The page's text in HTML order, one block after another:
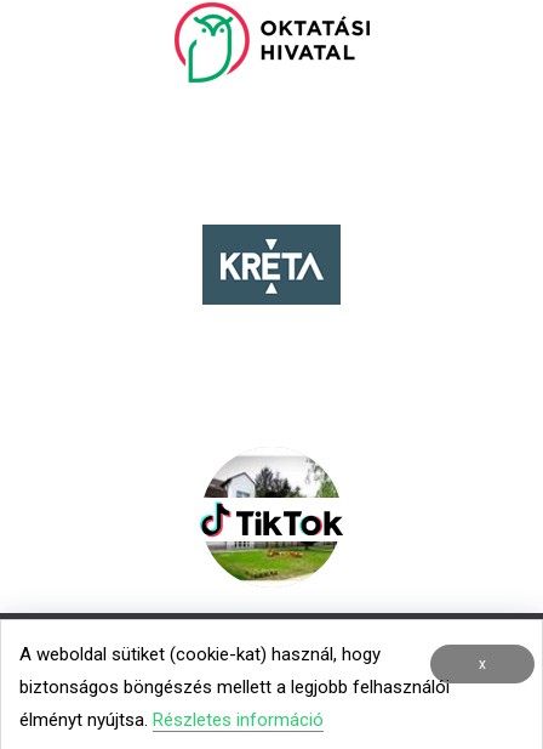
Nemzetközi kapcsolatok | Menza – Heti étlap x
A weboldal sütiket (cookie-kat) használ, hogy
biztonságos böngészés mellett a legjobb felhasználói
élményt nyújtsa. Részletes információ